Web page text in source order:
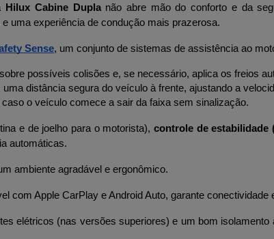
Hilux Cabine Dupla não abre mão do conforto e da
uma experiência de condução mais prazerosa.
Sense, um conjunto de sistemas de assistência ao
possíveis colisões e, se necessário, aplica os freios
uma distância segura do veículo à frente, ajustando a
o veículo comece a sair da faixa sem sinalização.
e de joelho para o motorista), controle de estabilidade
automáticas.
ambiente agradável e ergonômico.
com Apple CarPlay e Android Auto, garante conectividade
elétricos (nas versões superiores) e um bom